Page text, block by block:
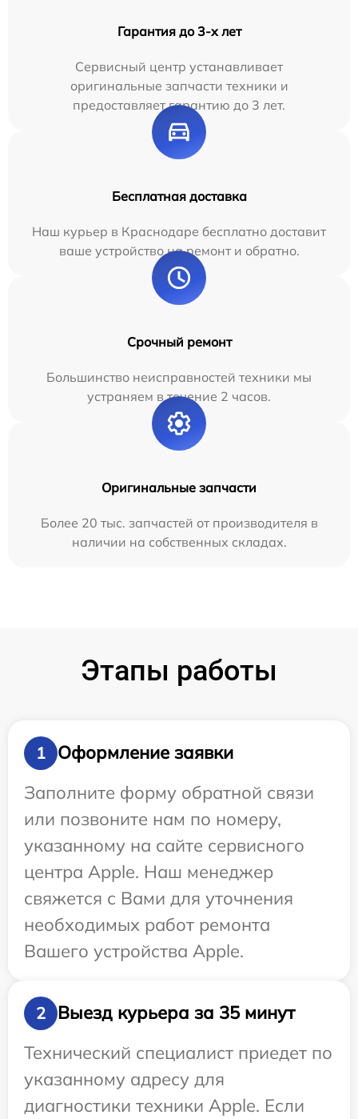
Гарантия до 3-х лет
Сервисный центр устанавливает
оригинальные запчасти техники и
предоставляет гарантию до 3 лет.
Бесплатная доставка
Наш курьер в Краснодаре бесплатно доставит
ваше устройство на ремонт и обратно.
Срочный ремонт
Большинство неисправностей техники мы
устраняем в течение 2 часов.
Оригинальные запчасти
Более 20 тыс. запчастей от производителя в
наличии на собственных складах.
Этапы работы
1
Оформление заявки
Заполните форму обратной связи
или позвоните нам по номеру,
указанному на сайте сервисного
центра Apple. Наш менеджер
свяжется с Вами для уточнения
необходимых работ ремонта
Вашего устройства Apple.
2
Выезд курьера за 35 минут
Технический специалист приедет по
указанному адресу для
диагностики техники Apple. Если